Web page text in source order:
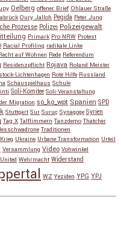
Oelberg offener Brief Ohlauer Straße
Oury Jalloh Pegida Peter Jung
Prozesse Polizei Polizeigewalt
Primark Pro NRW Protest
Racial Profiling radikale Linke
auf Wohnen Rede Referendum
Residenzpflicht Rojava Roland Meister
Lichtenhagen Rote Hilfe Russland
Schauspielhaus Schule
Soli-Komitee Soli-Veranstaltung
Migration so_ko_wpt Spanien SPD
Stuttgart Sur Suruç Synagoge Syrien
Tag X Talflimmern Tanzdemo Thatcher
Traditionen
Ukraine Urbane Transformation Urteil
Versammlung Video Vohwinkel
Wehrmacht Widerstand
WZ Yeziden YPG YPJ